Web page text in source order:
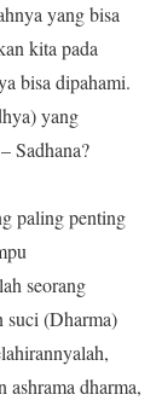
yang bisa
kita pada
bisa dipahami.
yang
Sadhana?
paling penting
seorang
suci (Dharma)
ashrama dharma,